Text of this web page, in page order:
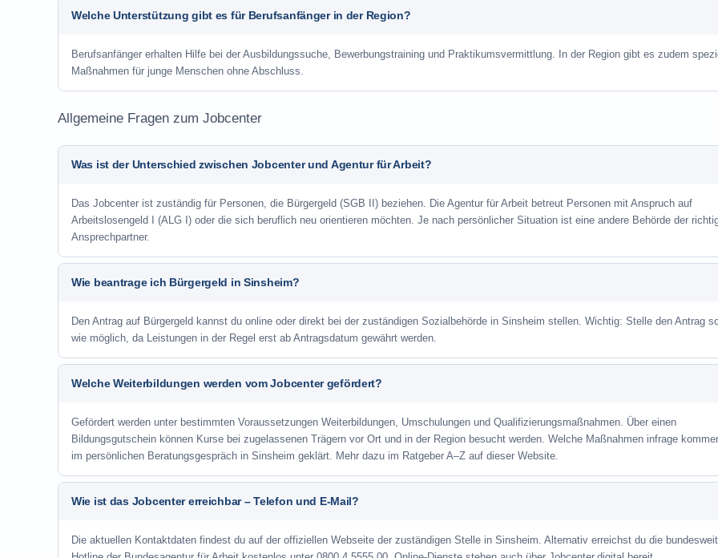
Welche Unterstützung gibt es für Berufsanfänger in der Region?
Berufsanfänger erhalten Hilfe bei der Ausbildungssuche, Bewerbungstraining und Praktikumsvermittlung. In der Region gibt es zudem
Maßnahmen für junge Menschen ohne Abschluss.
Allgemeine Fragen zum Jobcenter
Was ist der Unterschied zwischen Jobcenter und Agentur für Arbeit?
Das Jobcenter ist zuständig für Personen, die Bürgergeld (SGB II) beziehen. Die Agentur für Arbeit betreut Personen mit Anspruch auf
Arbeitslosengeld I (ALG I) oder die sich beruflich neu orientieren möchten. Je nach persönlicher Situation ist eine andere Behörde der
Ansprechpartner.
Wie beantrage ich Bürgergeld in Sinsheim?
Den Antrag auf Bürgergeld kannst du online oder direkt bei der zuständigen Sozialbehörde in Sinsheim stellen. Wichtig: Stelle den Antrag
wie möglich, da Leistungen in der Regel erst ab Antragsdatum gewährt werden.
Welche Weiterbildungen werden vom Jobcenter gefördert?
Gefördert werden unter bestimmten Voraussetzungen Weiterbildungen, Umschulungen und Qualifizierungsmaßnahmen. Über einen
Bildungsgutschein können Kurse bei zugelassenen Trägern vor Ort und in der Region besucht werden. Welche Maßnahmen infrage
im persönlichen Beratungsgespräch in Sinsheim geklärt. Mehr dazu im Ratgeber A–Z auf dieser Website.
Wie ist das Jobcenter erreichbar – Telefon und E-Mail?
Die aktuellen Kontaktdaten findest du auf der offiziellen Webseite der zuständigen Stelle in Sinsheim. Alternativ erreichst du die